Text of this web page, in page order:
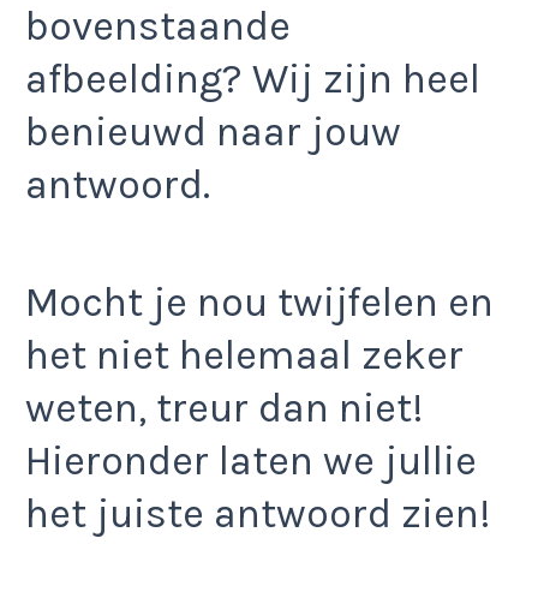
bovenstaande
afbeelding? Wij zijn heel
benieuwd naar jouw
antwoord.
Mocht je nou twijfelen en
het niet helemaal zeker
weten, treur dan niet!
Hieronder laten we jullie
het juiste antwoord zien!